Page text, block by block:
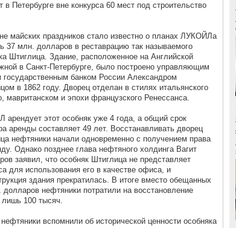
в Петербурге вне конкурса 60 мест под строительство
майских праздников стало известно о планах ЛУКОЙЛа
37 млн. долларов в реставрацию так называемого
Штиглица. Здание, расположенное на Английской
в Санкт-Петербурге, было построено управляющим
государственным банком России Александром
в 1862 году. Дворец отделан в стилях итальянского
мавританском и эпохи французского Ренессанса.
арендует этот особняк уже 4 года, а общий срок
аренды составляет 49 лет. Восстанавливать дворец
нефтяники начали одновременно с получением права
Однако позднее глава нефтяного холдинга Вагит
заявил, что особняк Штиглица не представляет
для использования его в качестве офиса, и
здания прекратилась. В итоге вместо обещанных
нефтяники потратили на восстановление
лишь 100 тысяч.
вспомнили об исторической ценности особняка